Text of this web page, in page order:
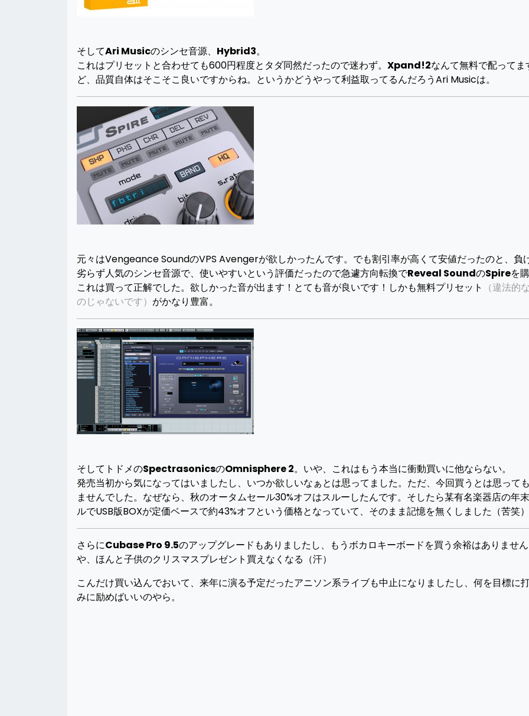
そしてAri Musicのシンセ音源、 Hybrid3。
これはプリセットと合わせても600円程度とタダ同然だったので迷わず。 Xpand!2なんて無料で配ってま
ど、品質自体はそこそこ良いですからね。というかどうやって利益取ってるんだろうAri Musicは。
元々はVengeance SoundのVPS Avengerが欲しかったんです。でも割引率が高くて安値だったのと、負
劣らず人気のシンセ音源で、使いやすいという評価だったので急遽方向転換でReveal SoundのSpireを
これは買って正解でした。欲しかった音が出ます！とても音が良いです！しかも無料プリセット
（違法的
のじゃないです） がかなり豊富。
そしてトドメのSpectrasonicsのOmnisphere 2。いや、これはもう本当に衝動買いに他ならない。
発売当初から気になってはいましたし、いつか欲しいなぁとは思ってました。ただ、今回買うとは思って
ませんでした。なぜなら、秋のオータムセール30%オフはスルーしたんです。そしたら某有名楽器店の年
ルでUSB版BOXが定価ベースで約43%オフという価格となっていて、そのまま記憶を無くしました（苦笑）
さらにCubase Pro 9.5のアップグレードもありましたし、もうボカロキーボードを買う余裕はありませ
や、ほんと子供のクリスマスプレゼント買えなくなる（汗）
こんだけ買い込んでおいて、来年に演る予定だったアニソン系ライブも中止になりましたし、何を目標に
みに励めばいいのやら。